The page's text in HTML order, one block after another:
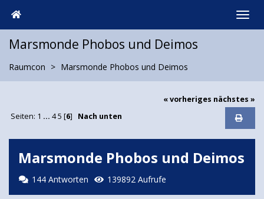
Marsmonde Phobos und Deimos
Raumcon Marsmonde Phobos und Deimos
« vorheriges nächstes »
Seiten: 1 ... 4 5 [6] Nach unten
Marsmonde Phobos und Deimos
144 Antworten 139892 Aufrufe